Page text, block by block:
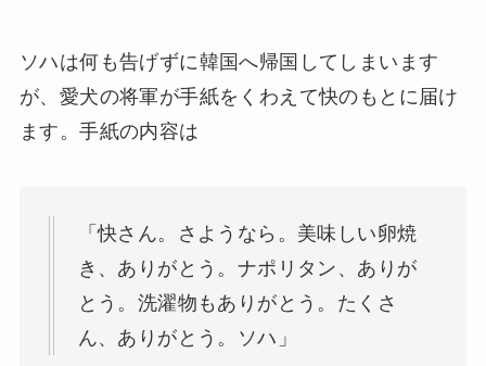
ソハは何も告げずに韓国へ帰国してしまいます
が、愛犬の将軍が手紙をくわえて快のもとに届け
ます。手紙の内容は
「快さん。さようなら。美味しい卵焼
き、ありがとう。ナポリタン、ありが
とう。洗濯物もありがとう。たくさ
ん、ありがとう。ソハ」